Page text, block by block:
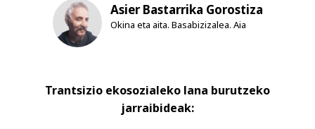
Asier Bastarrika Gorostiza
Okina eta aita. Basabizizalea. Aia
Trantsizio ekosozialeko lana burutzeko
jarraibideak: